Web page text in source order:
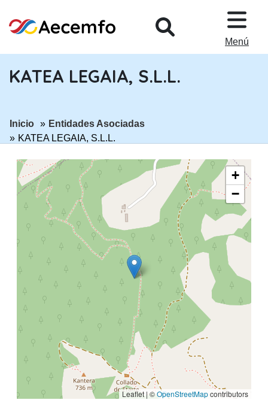
Menú
KATEA LEGAIA, S.L.L.
ir a página:
Inicio ir a página:
Entidades Asociadas
KATEA LEGAIA, S.L.L.
+
−
Leaflet | ©OpenStreetMapcontributors